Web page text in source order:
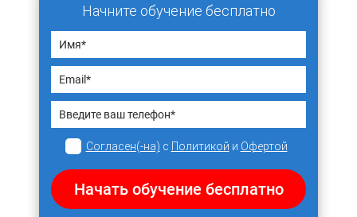
Начните обучение бесплатно
Согласен(-на) с Политикой и Офертой
Начать обучение бесплатно